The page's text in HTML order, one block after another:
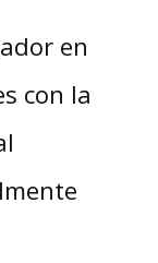
en
con la